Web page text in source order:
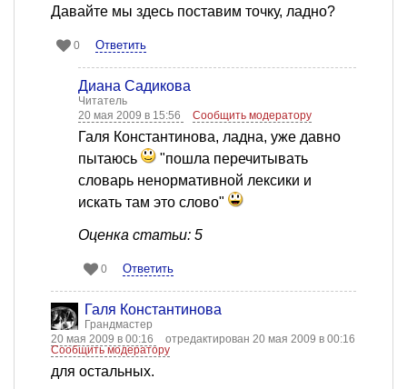
Давайте мы здесь поставим точку, ладно?
0 Ответить
Диана Садикова
Читатель
20 мая 2009 в 15:56
Сообщить модератору
Галя Константинова, ладна, уже давно
пытаюсь
"пошла перечитывать
словарь ненормативной лексики и
искать там это слово"
Оценка статьи: 5
0 Ответить
Галя Константинова
Грандмастер
20 мая 2009 в 00:16
отредактирован 20 мая 2009 в 00:16
Сообщить модератору
для остальных.